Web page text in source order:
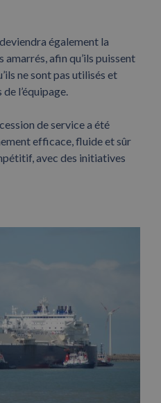
également la
afin qu’ils puissent
ne sont pas utilisés et
l’équipage.
de service a été
efficace, fluide et sûr
avec des initiatives